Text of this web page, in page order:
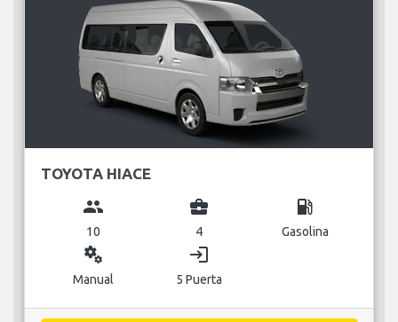
TOYOTA HIACE
group
10
business_center
4
local_gas_station
Gasolina
miscellaneous_services
Manual
login
5 Puerta